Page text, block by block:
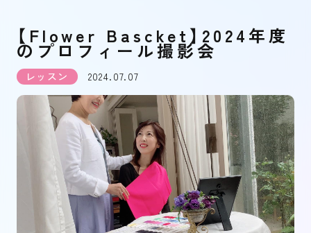
【Flower Bascket】2024年度
のプロフィール撮影会
レッスン 2024.07.07